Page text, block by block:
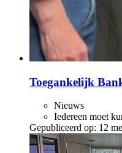
Toegankelijk
Nieuws
Iedereen moet
Gepubliceerd op: 12